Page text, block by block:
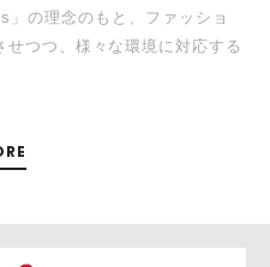
の理念のもと、ファッショ
つつ、様々な環境に対応する